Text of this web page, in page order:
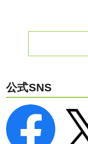
公式SNS